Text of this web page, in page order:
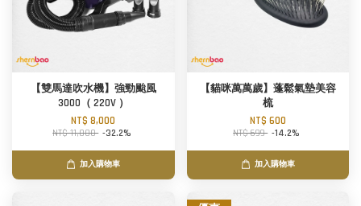
【雙馬達吹水機】強勁颱風
3000（ 220V ）
NT$ 8,000
NT$ 11,800 -32.2%
加入購物車
【貓咪萬萬歲】蓬鬆氣墊美容
梳
NT$ 600
NT$ 699 -14.2%
加入購物車